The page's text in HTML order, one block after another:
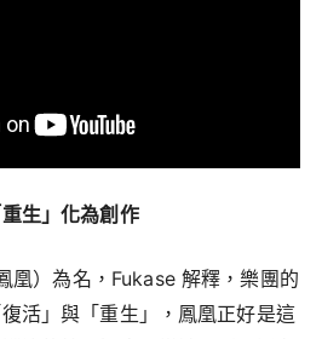
生」化為創作
凰）為名，Fukase 解釋，樂團的
活」與「重生」，鳳凰正好是這